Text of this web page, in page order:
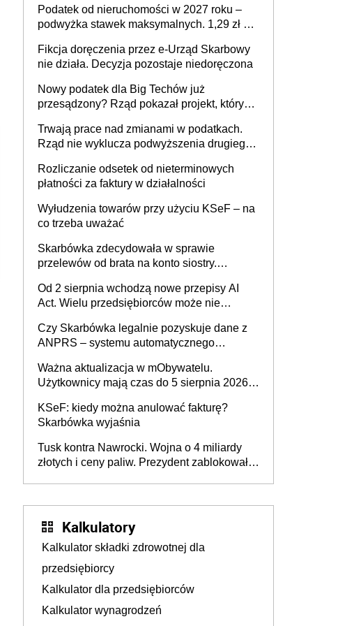
Podatek od nieruchomości w 2027 roku –
podwyżka stawek maksymalnych. 1,29 zł za
budynków i lokali związanych z
prowadzeniem działalności gospodarczej
Fikcja doręczenia przez e-Urząd Skarbowy
nie działa. Decyzja pozostaje niedoręczona
Nowy podatek dla Big Techów już
przesądzony? Rząd pokazał projekt, który
Trwają prace nad zmianami w podatkach.
Rząd nie wyklucza podwyższenia drugiego
Rozliczanie odsetek od nieterminowych
płatności za faktury w działalności
Wyłudzenia towarów przy użyciu KSeF – na
co trzeba uważać
Skarbówka zdecydowała w sprawie
przelewów od brata na konto siostry.
darowizna, ale podatku jednak nie będzie
Od 2 sierpnia wchodzą nowe przepisy AI
Act. Wielu przedsiębiorców może nie
Czy Skarbówka legalnie pozyskuje dane z
ANPRS – systemu automatycznego
pojazdów z kamer drogowych?
Ważna aktualizacja w mObywatelu.
Użytkownicy mają czas do 5 sierpnia 2026
KSeF: kiedy można anulować fakturę?
Skarbówka wyjaśnia
Tusk kontra Nawrocki. Wojna o 4 miliardy
złotych i ceny paliw. Prezydent zablokował
kierowców”
Kalkulatory
Kalkulator składki zdrowotnej dla
przedsiębiorcy
Kalkulator dla przedsiębiorców
Kalkulator wynagrodzeń